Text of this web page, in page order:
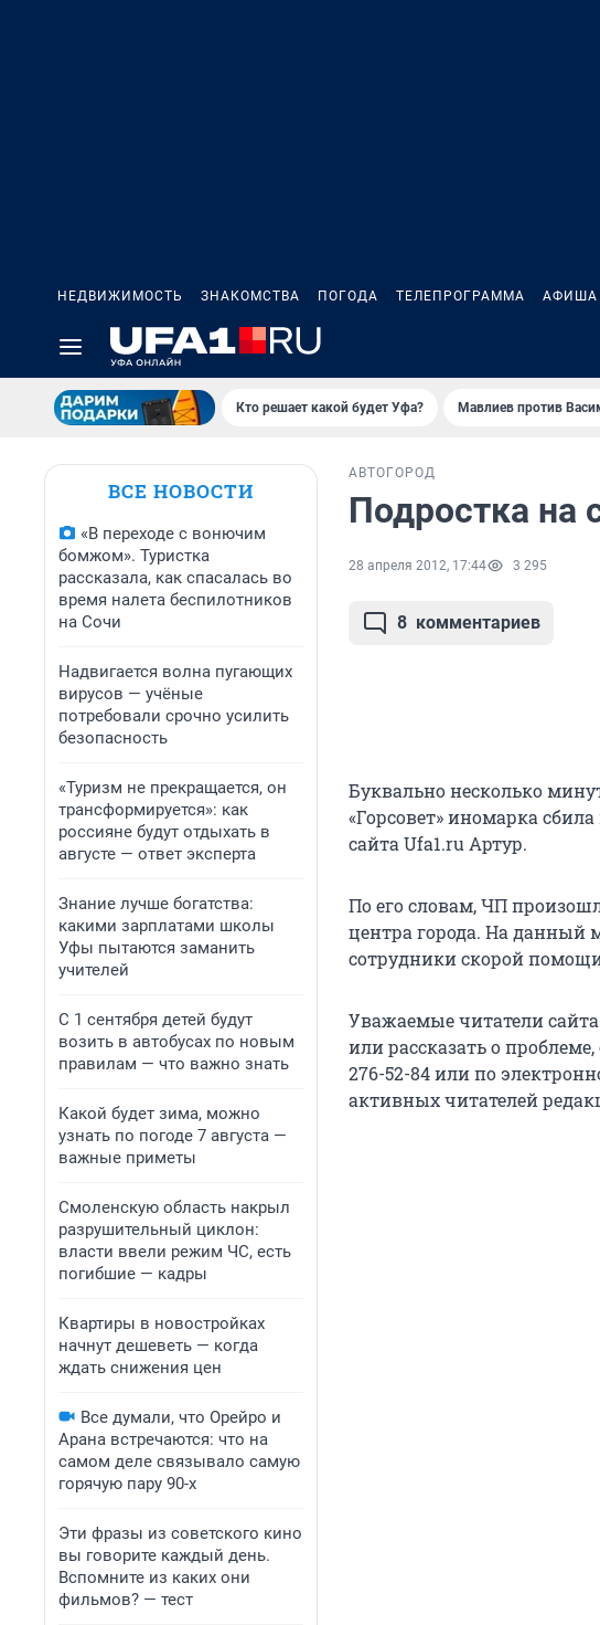
НЕДВИЖИМОСТЬ ЗНАКОМСТВА ПОГОДА ТЕЛЕПРОГРАММА АФИША
Кто решает какой будет Уфа? Мавлиев против
ВСЕ НОВОСТИ
«В переходе с вонючим
бомжом». Туристка
рассказала, как спасалась во
время налета беспилотников
на Сочи
Надвигается волна пугающих
вирусов — учёные
потребовали срочно усилить
безопасность
«Туризм не прекращается, он
трансформируется»: как
россияне будут отдыхать в
августе — ответ эксперта
Знание лучше богатства:
какими зарплатами школы
Уфы пытаются заманить
учителей
С 1 сентября детей будут
возить в автобусах по новым
правилам — что важно знать
Какой будет зима, можно
узнать по погоде 7 августа —
важные приметы
Смоленскую область накрыл
разрушительный циклон:
власти ввели режим ЧС, есть
погибшие — кадры
Квартиры в новостройках
начнут дешеветь — когда
ждать снижения цен
Все думали, что Орейро и
Арана встречаются: что на
самом деле связывало самую
горячую пару 90-х
Эти фразы из советского кино
вы говорите каждый день.
Вспомните из каких они
фильмов? — тест
АВТО ГОРОД
Подростка на
28 апреля 2012, 17:44 3 295
8 комментариев
Буквально несколько
«Горсовет» иномарка
сайта Ufa1.ru Артур.
По его словам, ЧП
центра города. На данный
сотрудники скорой
Уважаемые читатели
или рассказать о
276-52-84 или по
активных читателей